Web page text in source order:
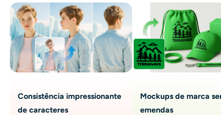
Consistência impressionante
de caracteres
Mockups de marca
emendas